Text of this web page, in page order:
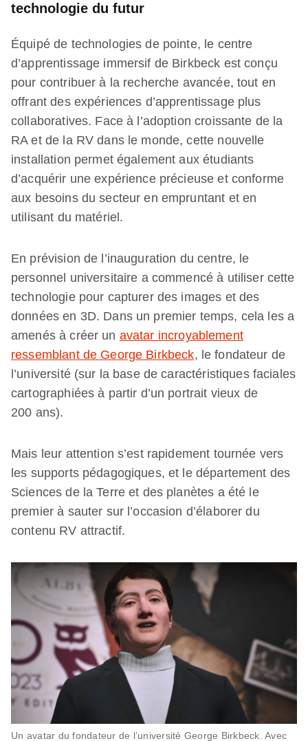
technologie du futur
Équipé de technologies de pointe, le centre
d’apprentissage immersif de Birkbeck est conçu
pour contribuer à la recherche avancée, tout en
offrant des expériences d’apprentissage plus
collaboratives. Face à l’adoption croissante de la
RA et de la RV dans le monde, cette nouvelle
installation permet également aux étudiants
d’acquérir une expérience précieuse et conforme
aux besoins du secteur en empruntant et en
utilisant du matériel.
En prévision de l’inauguration du centre, le
personnel universitaire a commencé à utiliser cette
technologie pour capturer des images et des
données en 3D. Dans un premier temps, cela les a
amenés à créer un avatar incroyablement
ressemblant de George Birkbeck, le fondateur de
l’université (sur la base de caractéristiques faciales
cartographiées à partir d’un portrait vieux de
200 ans).
Mais leur attention s’est rapidement tournée vers
les supports pédagogiques, et le département des
Sciences de la Terre et des planètes a été le
premier à sauter sur l’occasion d’élaborer du
contenu RV attractif.
Un avatar du fondateur de l’université George Birkbeck. Avec